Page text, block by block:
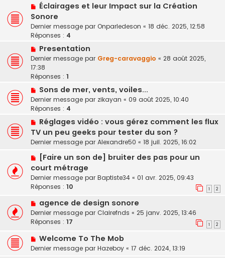
Éclairages et leur Impact sur la Création
Sonore
Dernier message par Onparledeson « 18 déc. 2025, 12:58
Réponses : 4
Presentation
Dernier message par Greg-caravaggio « 28 août 2025,
17:38
Réponses : 1
Sons de mer, vents, voiles...
Dernier message par zikayan « 09 août 2025, 10:40
Réponses : 4
Réglages vidéo : vous gérez comment les flux
TV un peu geeks pour tester du son ?
Dernier message par Alexandre50 « 18 juil. 2025, 16:02
[Faire un son de] bruiter des pas pour un
court métrage
Dernier message par Baptiste34 « 01 avr. 2025, 09:43
Réponses : 10 1 2
agence de design sonore
Dernier message par Clairefnds « 25 janv. 2025, 13:46
Réponses : 17 1 2
Welcome To The Mob
Dernier message par Hazeboy « 17 déc. 2024, 13:19